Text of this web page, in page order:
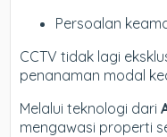
Persoalan
CCTV tidak lagi
penanaman modal
Melalui teknologi dari
mengawasi properti